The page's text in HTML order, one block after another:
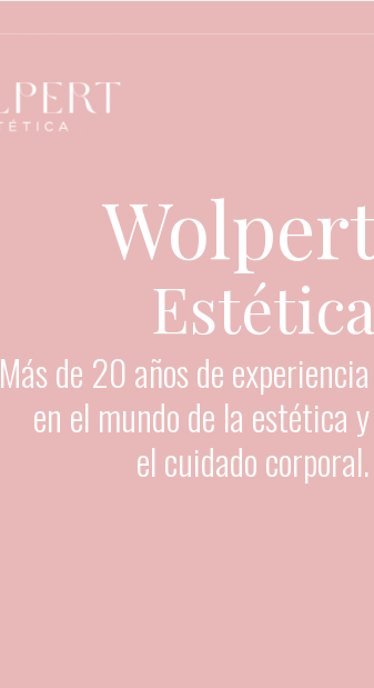
Más de 20 años de experiencia
en el mundo de la estética y
el cuidado corporal.